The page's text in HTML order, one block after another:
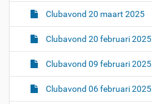
Clubavond 20 maart 2025
Clubavond 20 februari 2025
Clubavond 09 februari 2025
Clubavond 06 februari 2025